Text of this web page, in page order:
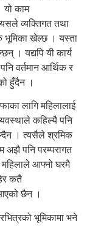
यो काम
यसले व्यक्तिगत तथा
भूमिका खेल्छ । यस्ता
। यद्यपि यी कार्य
वर्तमान आर्थिक र
हुँदैन ।
लागि महिलालाई
कहिल्यै पनि
। त्यसैले श्रमिक
अझै पनि परम्परागत
महिलाले आफ्नो घरमै
कतै
छैन ।
भूमिकामा भने